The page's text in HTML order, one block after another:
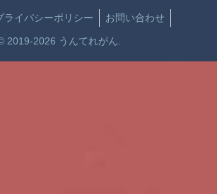
ライバシーポリシー お問い合わせ
2019-2026 うんてれがん.